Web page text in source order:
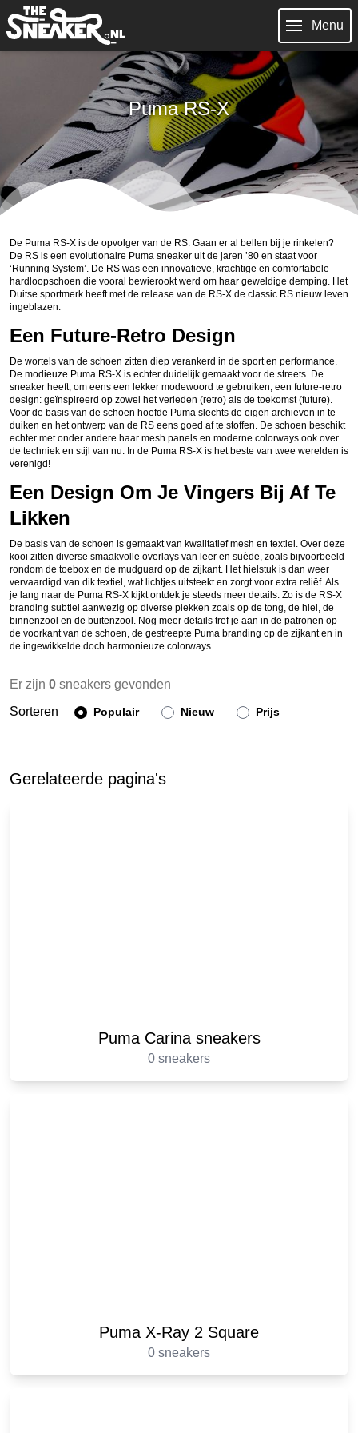
Menu
Puma RS-X
De Puma RS-X is de opvolger van de RS. Gaan er al bellen bij je rinkelen?
De RS is een evolutionaire Puma sneaker uit de jaren ’80 en staat voor
‘Running System’. De RS was een innovatieve, krachtige en comfortabele
hardloopschoen die vooral bewierookt werd om haar geweldige demping. Het
Duitse sportmerk heeft met de release van de RS-X de classic RS nieuw leven
ingeblazen.
Een Future-Retro Design
De wortels van de schoen zitten diep verankerd in de sport en performance.
De modieuze Puma RS-X is echter duidelijk gemaakt voor de streets. De
sneaker heeft, om eens een lekker modewoord te gebruiken, een future-retro
design: geïnspireerd op zowel het verleden (retro) als de toekomst (future).
Voor de basis van de schoen hoefde Puma slechts de eigen archieven in te
duiken en het ontwerp van de RS eens goed af te stoffen. De schoen beschikt
echter met onder andere haar mesh panels en moderne colorways ook over
de techniek en stijl van nu. In de Puma RS-X is het beste van twee werelden is
verenigd!
Een Design Om Je Vingers Bij Af Te
Likken
De basis van de schoen is gemaakt van kwalitatief mesh en textiel. Over deze
kooi zitten diverse smaakvolle overlays van leer en suède, zoals bijvoorbeeld
rondom de toebox en de mudguard op de zijkant. Het hielstuk is dan weer
vervaardigd van dik textiel, wat lichtjes uitsteekt en zorgt voor extra reliēf. Als
je lang naar de Puma RS-X kijkt ontdek je steeds meer details. Zo is de RS-X
branding subtiel aanwezig op diverse plekken zoals op de tong, de hiel, de
binnenzool en de buitenzool. Nog meer details tref je aan in de patronen op
de voorkant van de schoen, de gestreepte Puma branding op de zijkant en in
de ingewikkelde doch harmonieuze colorways.
Er zijn 0 sneakers gevonden
Sorteren
Populair Nieuw Prijs
Gerelateerde pagina's
Puma Carina sneakers
0 sneakers
Puma X-Ray 2 Square
0 sneakers